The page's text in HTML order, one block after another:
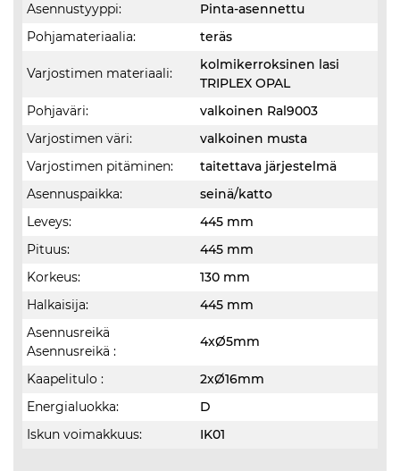
Asennustyyppi:
Pinta-asennettu
Pohjamateriaalia:
teräs
Varjostimen materiaali:
kolmikerroksinen lasi
TRIPLEX OPAL
Pohjaväri:
valkoinen Ral9003
Varjostimen väri:
valkoinen musta
Varjostimen pitäminen:
taitettava järjestelmä
Asennuspaikka:
seinä/katto
Leveys:
445 mm
Pituus:
445 mm
Korkeus:
130 mm
Halkaisija:
445 mm
Asennusreikä
Asennusreikä :
4xØ5mm
Kaapelitulo :
2xØ16mm
Energialuokka:
D
Iskun voimakkuus:
IK01